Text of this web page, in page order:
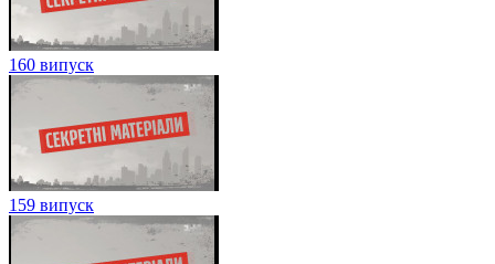
160 випуск
159 випуск